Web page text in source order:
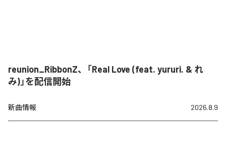
reunion_RibbonZ、「Real Love (feat. yururi. & れ
み)」を配信開始
新曲情報 2026.8.9